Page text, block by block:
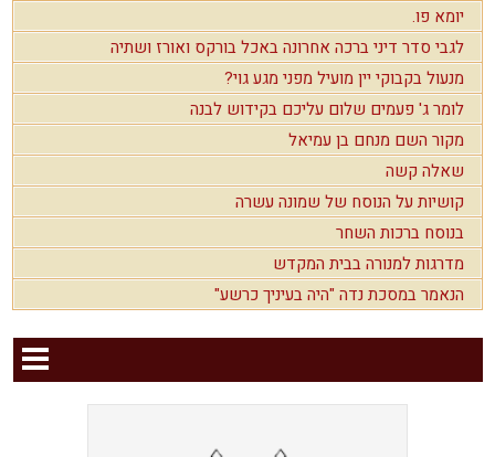
יומא פו.
לגבי סדר דיני ברכה אחרונה באכל בורקס ואורז ושתיה
מנעול בקבוקי יין מועיל מפני מגע גוי?
לומר ג' פעמים שלום עליכם בקידוש לבנה
מקור השם מנחם בן עמיאל
שאלה קשה
קושיות על הנוסח של שמונה עשרה
בנוסח ברכות השחר
מדרגות למנורה בבית המקדש
הנאמר במסכת נדה "היה בעיניך כרשע"